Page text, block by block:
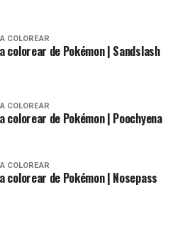
COLOREAR
colorear de Pokémon | Sandslash
COLOREAR
colorear de Pokémon | Poochyena
COLOREAR
colorear de Pokémon | Nosepass